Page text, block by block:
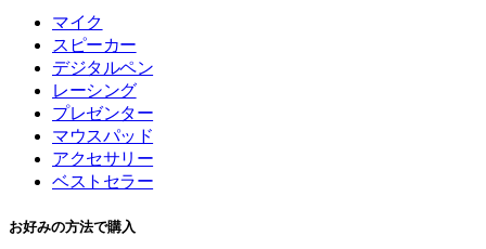
マイク
スピーカー
デジタルペン
レーシング
プレゼンター
マウスパッド
アクセサリー
ベストセラー
お好みの方法で購入